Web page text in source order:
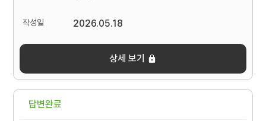
2026.05.18
상세 보기
답변완료